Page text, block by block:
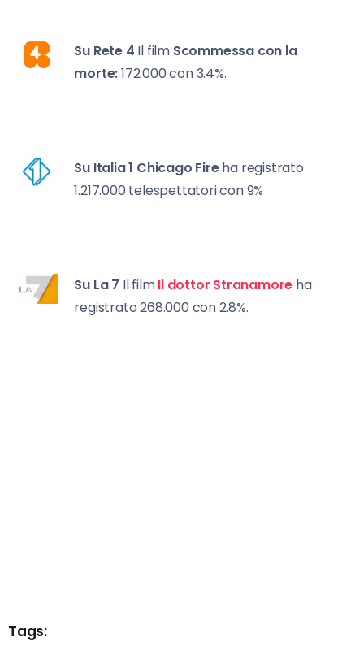
Su Rete 4 Il filmScommessa con la
morte:172.000 con 3.4%.
Su Italia 1 Chicago Fireha registrato
1.217.000 telespettatori con 9%
Su La 7 Il filmIl dottor Stranamore ha
registrato 268.000 con 2.8%.
Tags: